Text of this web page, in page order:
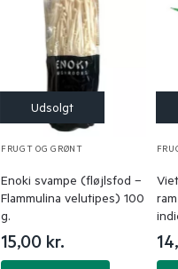
FRUGT OG GRØNT
Enoki svampe (fløjlsfod –
Flammulina velutipes) 100
g.
15,00 kr.